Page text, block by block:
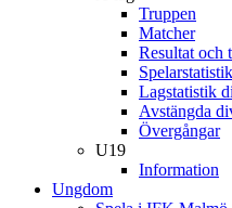
Truppen
Matcher
Resultat och
Lagstatistik
Avstängda
Övergångar
U19
Information
Ungdom